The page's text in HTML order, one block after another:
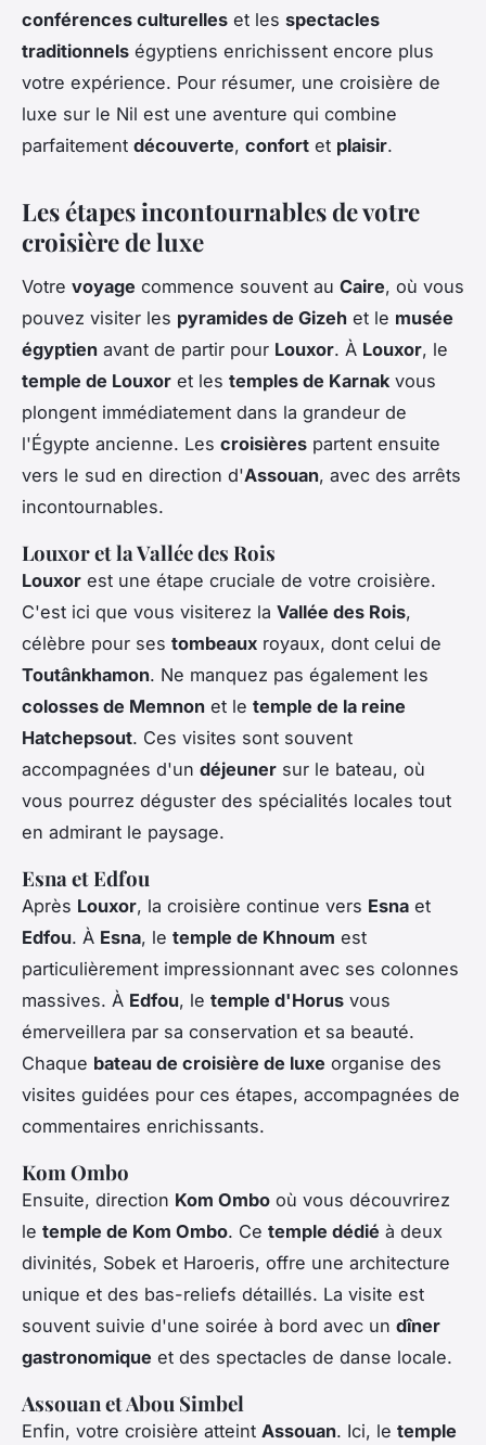
conférences culturelles et les spectacles
traditionnels égyptiens enrichissent encore plus
votre expérience. Pour résumer, une croisière de
luxe sur le Nil est une aventure qui combine
parfaitement découverte, confort et plaisir.
Les étapes incontournables de votre
croisière de luxe
Votre voyage commence souvent au Caire, où vous
pouvez visiter les pyramides de Gizeh et le musée
égyptien avant de partir pour Louxor. À Louxor, le
temple de Louxor et les temples de Karnak vous
plongent immédiatement dans la grandeur de
l'Égypte ancienne. Les croisières partent ensuite
vers le sud en direction d'Assouan, avec des arrêts
incontournables.
Louxor et la Vallée des Rois
Louxor est une étape cruciale de votre croisière.
C'est ici que vous visiterez la Vallée des Rois,
célèbre pour ses tombeaux royaux, dont celui de
Toutânkhamon. Ne manquez pas également les
colosses de Memnon et le temple de la reine
Hatchepsout. Ces visites sont souvent
accompagnées d'un déjeuner sur le bateau, où
vous pourrez déguster des spécialités locales tout
en admirant le paysage.
Esna et Edfou
Après Louxor, la croisière continue vers Esna et
Edfou. À Esna, le temple de Khnoum est
particulièrement impressionnant avec ses colonnes
massives. À Edfou, le temple d'Horus vous
émerveillera par sa conservation et sa beauté.
Chaque bateau de croisière de luxe organise des
visites guidées pour ces étapes, accompagnées de
commentaires enrichissants.
Kom Ombo
Ensuite, direction Kom Ombo où vous découvrirez
le temple de Kom Ombo. Ce temple dédié à deux
divinités, Sobek et Haroeris, offre une architecture
unique et des bas-reliefs détaillés. La visite est
souvent suivie d'une soirée à bord avec un dîner
gastronomique et des spectacles de danse locale.
Assouan et Abou Simbel
Enfin, votre croisière atteint Assouan. Ici, le temple